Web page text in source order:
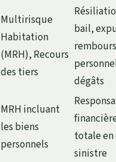
Multirisque
Habitation
(MRH), Recours
des tiers
bail,
dégâts
MRH incluant
les biens
personnels
totale en
sinistre